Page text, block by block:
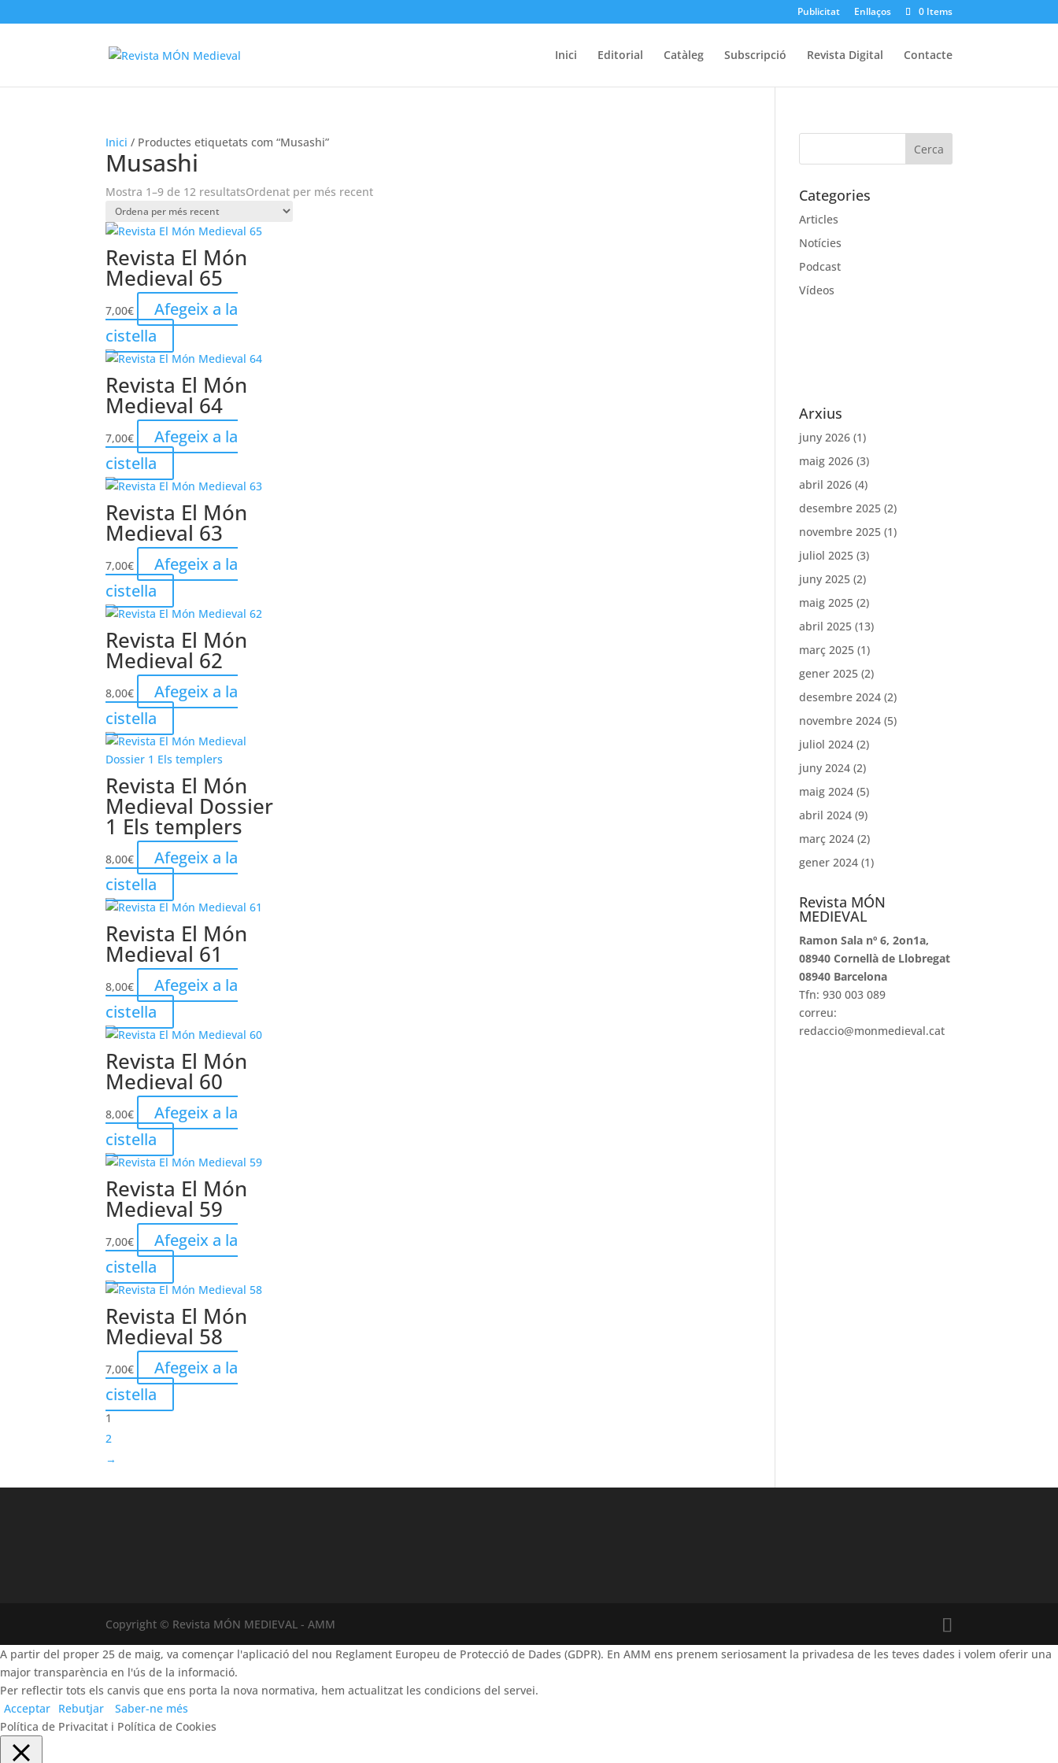
Publicitat Enllaços 0 Items
Inici Editorial Catàleg Subscripció Revista Digital Contacte
Inici / Productes etiquetats com “Musashi”
Musashi
Mostra 1–9 de 12 resultatsOrdenat per més recent
Revista El Món
Medieval 65
7,00€
Afegeix a la
cistella
Revista El Món
Medieval 64
7,00€
Afegeix a la
cistella
Revista El Món
Medieval 63
7,00€
Afegeix a la
cistella
Revista El Món
Medieval 62
8,00€
Afegeix a la
cistella
Revista El Món
Medieval Dossier
1 Els templers
8,00€
Afegeix a la
cistella
Revista El Món
Medieval 61
8,00€
Afegeix a la
cistella
Revista El Món
Medieval 60
8,00€
Afegeix a la
cistella
Revista El Món
Medieval 59
7,00€
Afegeix a la
cistella
Revista El Món
Medieval 58
7,00€
Afegeix a la
cistella
1
2
→
Categories
Articles
Notícies
Podcast
Vídeos
Arxius
juny 2026 (1)
maig 2026 (3)
abril 2026 (4)
desembre 2025 (2)
novembre 2025 (1)
juliol 2025 (3)
juny 2025 (2)
maig 2025 (2)
abril 2025 (13)
març 2025 (1)
gener 2025 (2)
desembre 2024 (2)
novembre 2024 (5)
juliol 2024 (2)
juny 2024 (2)
maig 2024 (5)
abril 2024 (9)
març 2024 (2)
gener 2024 (1)
Revista MÓN
MEDIEVAL
Ramon Sala nº 6, 2on1a,
08940 Cornellà de Llobregat
08940 Barcelona
Tfn: 930 003 089
correu:
redaccio@monmedieval.cat
Copyright © Revista MÓN MEDIEVAL - AMM
A partir del proper 25 de maig, va començar l'aplicació del nou Reglament Europeu de Protecció de Dades (GDPR). En AMM ens prenem seriosament la privadesa de les teves dades i volem oferir una
major transparència en l'ús de la informació.
Per reflectir tots els canvis que ens porta la nova normativa, hem actualitzat les condicions del servei.
Acceptar Rebutjar
Saber-ne més
Política de Privacitat i Política de Cookies